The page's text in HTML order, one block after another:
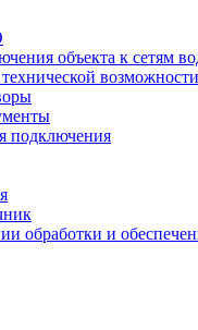
объекта к сетям
подключения
обработки и